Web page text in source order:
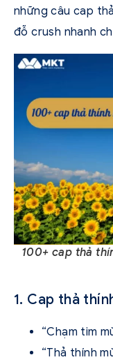
những câu cap
đỗ crush nhanh
100+ cap thả
1. Cap thả
“Chạm tim
“Thả thính